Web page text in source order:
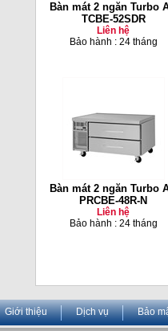
Bàn mát 2 ngăn Turbo
TCBE-52SDR
Liên hệ
Bảo hành : 24 tháng
Bàn mát 2 ngăn Turbo
PRCBE-48R-N
Liên hệ
Bảo hành : 24 tháng
Giới thiệu Dịch vụ Bảo